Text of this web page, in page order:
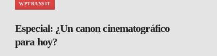
WPTRANSIT
Especial: ¿Un canon cinematográfico
para hoy?